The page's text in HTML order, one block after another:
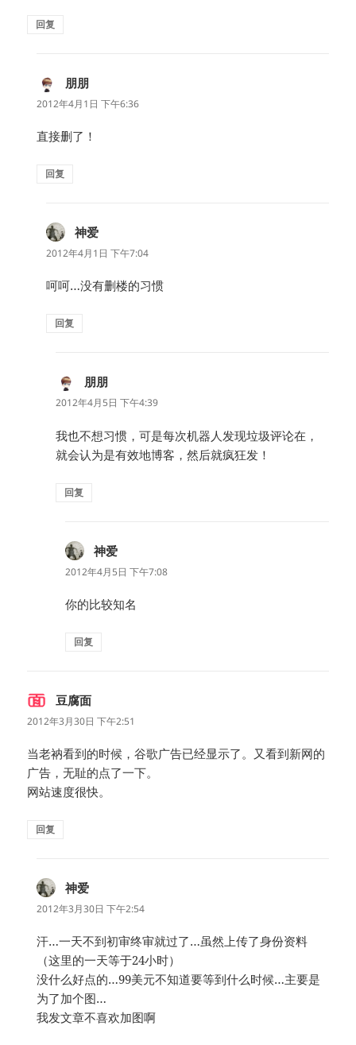
回复
朋朋
道：
2012年4月1日 下午6:36
直接删了！
回复
神爱
道：
2012年4月1日 下午7:04
呵呵…没有删楼的习惯
回复
朋朋
道：
2012年4月5日 下午4:39
我也不想习惯，可是每次机器人发现垃圾评论在，
就会认为是有效地博客，然后就疯狂发！
回复
神爱
道：
2012年4月5日 下午7:08
你的比较知名
回复
豆腐面
道：
2012年3月30日 下午2:51
当老衲看到的时候，谷歌广告已经显示了。又看到新网的
广告，无耻的点了一下。
网站速度很快。
回复
神爱
道：
2012年3月30日 下午2:54
汗…一天不到初审终审就过了…虽然上传了身份资料
（这里的一天等于24小时）
没什么好点的…99美元不知道要等到什么时候…主要是
为了加个图…
我发文章不喜欢加图啊